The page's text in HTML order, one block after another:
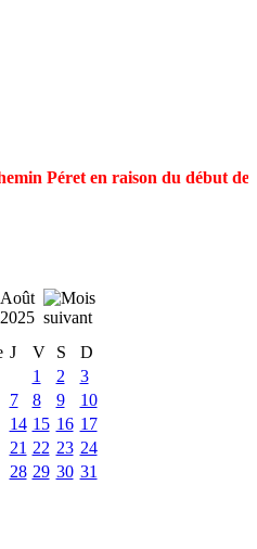
Péret en raison du début
Août
2025
J V S
D
1
2
3
7 8 9
10
14 15 16 17
21 22 23 24
28 29 30 31